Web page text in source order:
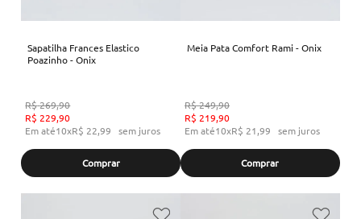
Sapatilha Frances Elastico
Poazinho - Onix
R$269,90
R$ 229,90
Em até10xR$ 22,99 sem juros
Comprar
Meia Pata Comfort Rami - Onix
R$249,90
R$ 219,90
Em até10xR$ 21,99 sem juros
Comprar